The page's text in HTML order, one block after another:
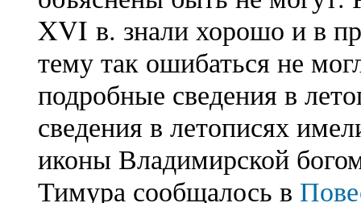
XVI в. знали хорошо и в
тему так ошибаться не
подробные сведения в
сведения в летописях
иконы Владимирской
Тимура сообщалось в